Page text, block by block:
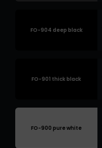
FO-904 deep black
FO-901 thick black
FO-900 pure white